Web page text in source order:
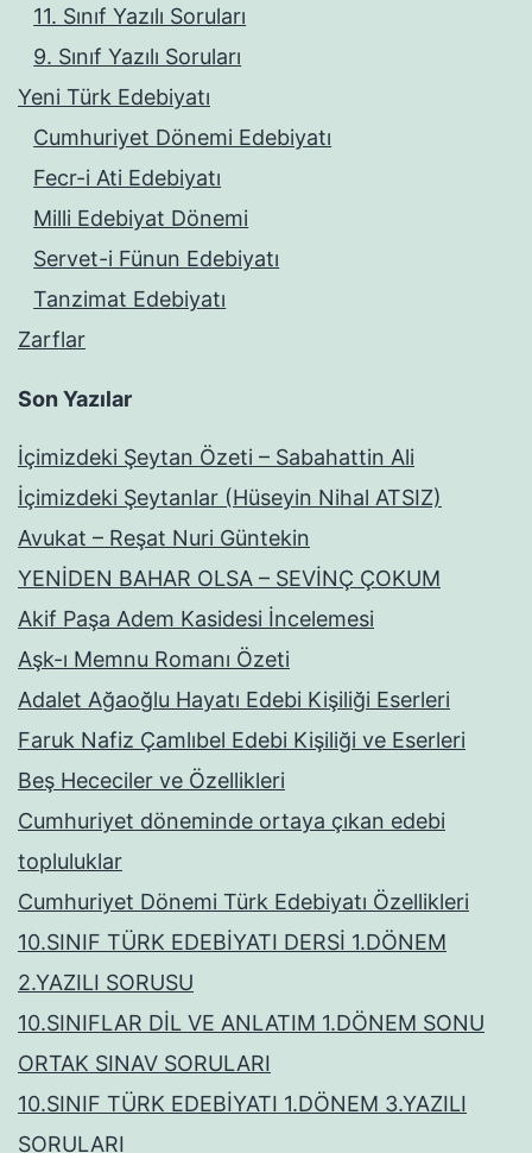
11. Sınıf Yazılı Soruları
9. Sınıf Yazılı Soruları
Yeni Türk Edebiyatı
Cumhuriyet Dönemi Edebiyatı
Fecr-i Ati Edebiyatı
Milli Edebiyat Dönemi
Servet-i Fünun Edebiyatı
Tanzimat Edebiyatı
Zarflar
Son Yazılar
İçimizdeki Şeytan Özeti – Sabahattin Ali
İçimizdeki Şeytanlar (Hüseyin Nihal ATSIZ)
Avukat – Reşat Nuri Güntekin
YENİDEN BAHAR OLSA – SEVİNÇ ÇOKUM
Akif Paşa Adem Kasidesi İncelemesi
Aşk-ı Memnu Romanı Özeti
Adalet Ağaoğlu Hayatı Edebi Kişiliği Eserleri
Faruk Nafiz Çamlıbel Edebi Kişiliği ve Eserleri
Beş Hececiler ve Özellikleri
Cumhuriyet döneminde ortaya çıkan edebi
topluluklar
Cumhuriyet Dönemi Türk Edebiyatı Özellikleri
10.SINIF TÜRK EDEBİYATI DERSİ 1.DÖNEM
2.YAZILI SORUSU
10.SINIFLAR DİL VE ANLATIM 1.DÖNEM SONU
ORTAK SINAV SORULARI
10.SINIF TÜRK EDEBİYATI 1.DÖNEM 3.YAZILI
SORULARI